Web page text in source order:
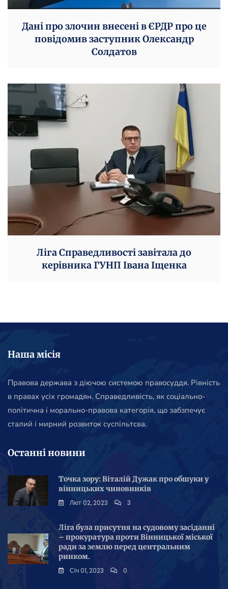
Дані про злочин внесені в ЄРДР про це
повідомив заступник Олександр
Солдатов
Ліга Справедливості завітала до
керівника ГУНП Івана Іщенка
Наша місія
Правова держава з діючою системою правосуддя. Рівність
в правах усіх громадян. Справедливість, як соціально-
політична і морально-правова категорія, що забзпечує
сталий і мирний розвиток суспільтсва.
Останні новини
Точка зору: Віталій Дужак про обшуки у
вінницьких чиновників
Лют 02, 2023 3
Ліга була присутня на судовому засіданні
– прокуратура проти Вінницької міської
ради за землю перед центральним
ринком.
Січ 01, 2023 0